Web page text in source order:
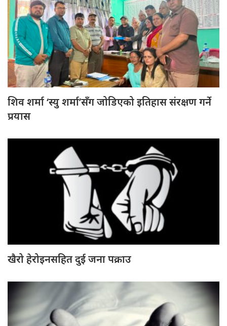
शिव शर्मा ‘स्यु शर्मा’सँग जोडिएको इतिहास संरक्षण गर्ने
प्रयास
खैरो हेरोइनसहित दुई जना पक्राउ